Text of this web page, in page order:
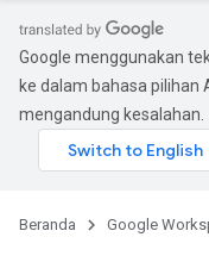
Google menggunakan
ke dalam bahasa pilihan
mengandung kesalahan.
Beranda Google